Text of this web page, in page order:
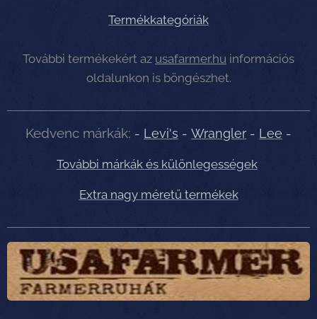
Termékkategóriák
További termékekért az usafarmer.hu információs
oldalunkon is böngészhet.
Kedvenc márkák: - Levi's - Wrangler - Lee -
További márkák és különlegességek
Extra nagy méretű termékek